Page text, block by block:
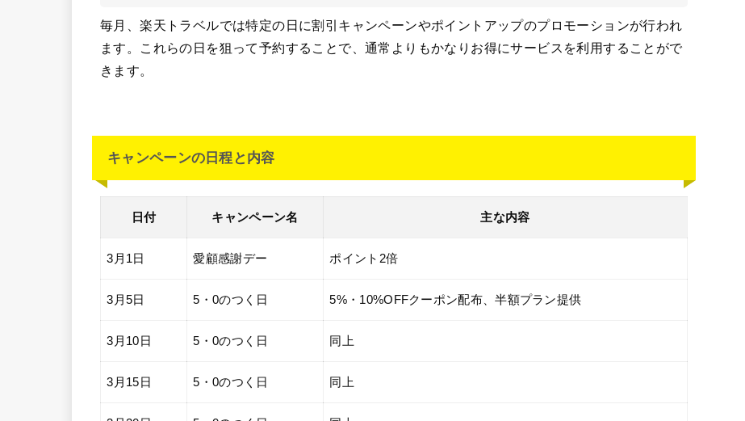
毎月、楽天トラベルでは特定の日に割引キャンペーンやポイントアップのプロモーションが行われ
ます。これらの日を狙って予約することで、通常よりもかなりお得にサービスを利用することがで
きます。
キャンペーンの日程と内容
日付 キャンペーン名 主な内容
3月1日 愛顧感謝デー ポイント2倍
3月5日 5・0のつく日 5%・10%OFFクーポン配布、半額プラン提供
3月10日 5・0のつく日 同上
3月15日 5・0のつく日 同上